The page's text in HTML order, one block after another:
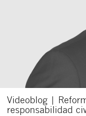
Videoblog |
responsabilidad